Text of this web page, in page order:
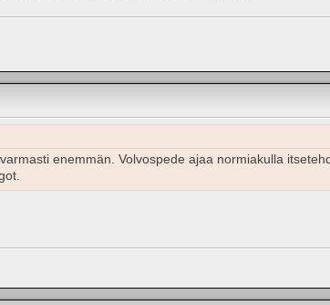
enemmän. Volvospede ajaa normiakulla